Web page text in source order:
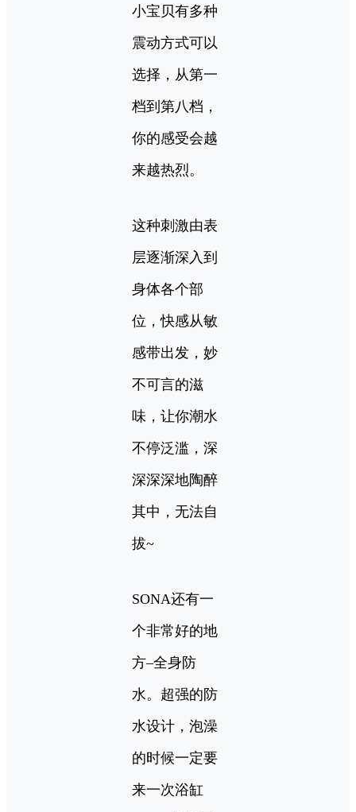
小宝贝有多种
震动方式可以
选择，从第一
档到第八档，
你的感受会越
来越热烈。
这种刺激由表
层逐渐深入到
身体各个部
位，快感从敏
感带出发，妙
不可言的滋
味，让你潮水
不停泛滥，深
深深深地陶醉
其中，无法自
拔~
SONA还有一
个非常好的地
方–全身防
水。超强的防
水设计，泡澡
的时候一定要
来一次浴缸